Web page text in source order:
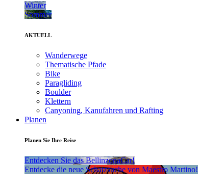
Winter
Sommer
AKTUELL
Wanderwege
Thematische Pfade
Bike
Paragliding
Boulder
Klettern
Canyoning, Kanufahren und Rafting
Planen
Planen Sie Ihre Reise
Entdecken Sie das BellinzonaCar!
Entdecke die neue Schatzsuche von Maestro Martino!